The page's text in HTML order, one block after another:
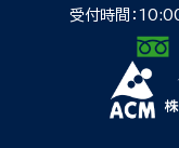
受付時間：